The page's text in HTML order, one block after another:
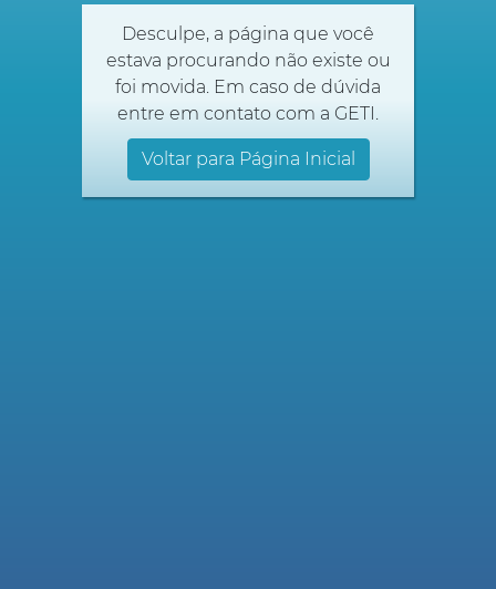
Desculpe, a página que você
estava procurando não existe ou
foi movida. Em caso de dúvida
entre em contato com a GETI.
Voltar para Página Inicial